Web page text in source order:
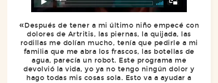
Después de tener a mi último niño empecé con
dolores de Artritis, las piernas, la quijada, las
rodillas me dolían mucho, tenía que pedirle a mi
familia que me abra los frascos, las botellas de
agua, parecía un robot. Este programa me
devolvió la vida, yo ya no tengo ningún dolor y
hago todas mis cosas sola. Esto va a ayudar a